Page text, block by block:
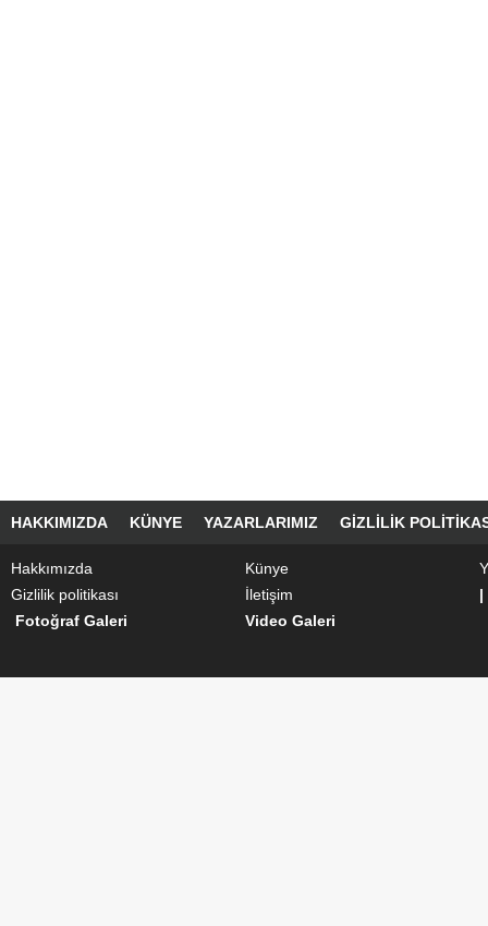
HAKKIMIZDA KÜNYE YAZARLARIMIZ GIZLILIK
Hakkımızda Künye
Gizlilik politikası
İletişim
|
Fotoğraf Galeri
Video Galeri